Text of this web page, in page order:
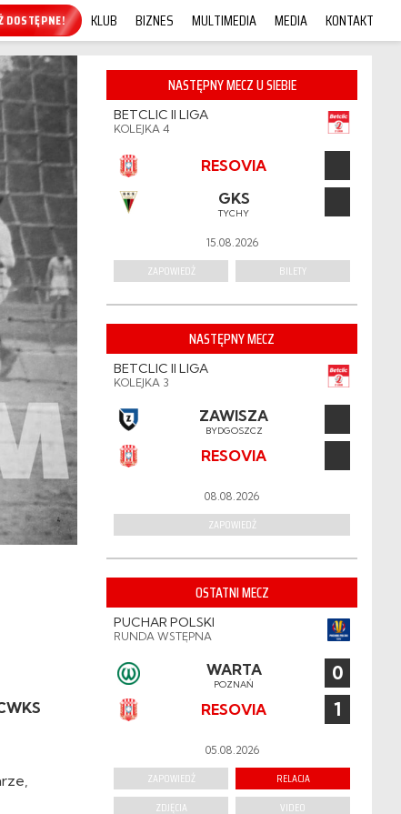
ONLINE! KLUB BIZNES MULTIMEDIA MEDIA KONTAKT
NASTĘPNY MECZ U SIEBIE
BETCLIC II LIGA
KOLEJKA 4
RESOVIA
GKS
TYCHY
15.08.2026
ZAPOWIEDŹ BILETY
NASTĘPNY MECZ
BETCLIC II LIGA
KOLEJKA 3
ZAWISZA
BYDGOSZCZ
RESOVIA
08.08.2026
ZAPOWIEDŹ
OSTATNI MECZ
PUCHAR POLSKI
RUNDA WSTĘPNA
WARTA
POZNAŃ 0
RESOVIA 1
05.08.2026
ZAPOWIEDŹ
RELACJA
ZDJĘCIA
VIDEO